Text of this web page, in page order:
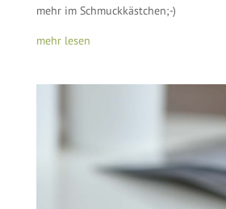
mehr im Schmuckkästchen;-)
mehr lesen